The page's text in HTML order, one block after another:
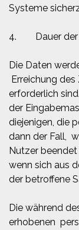
Systeme
4. Dauer der
Die Daten
Erreichung
erforderlich
der
diejenigen, die
dann der Fall,
Nutzer
wenn sich aus
der betroffene
Die während
erhobenen